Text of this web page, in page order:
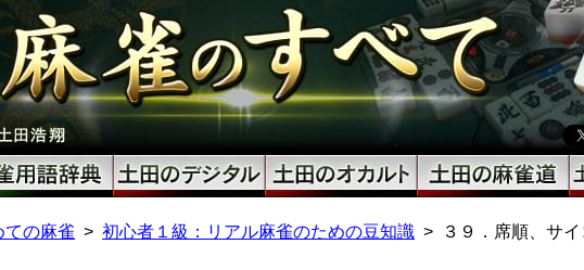
ての麻雀 初心者１級：リアル麻雀のための豆知識 ３９．席順、サ